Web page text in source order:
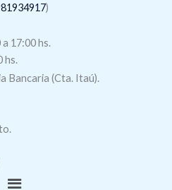
)
17:00 hs.
hs.
Bancaria (Cta. Itaú).
Menú